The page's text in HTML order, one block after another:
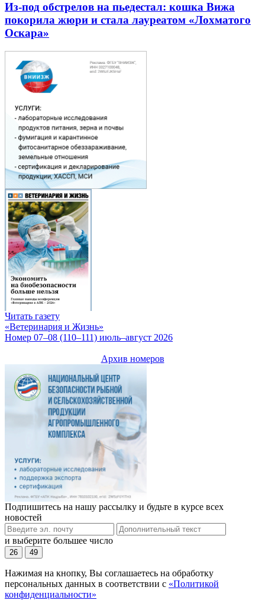
Из-под обстрелов на пьедестал: кошка Вижа
покорила жюри и стала лауреатом «Лохматого
Оскара»
Читать газету
«Ветеринария и Жизнь»
Номер 07–08 (110–111) июль–август 2026
Архив номеров
Подпишитесь на нашу рассылку и будьте в курсе всех
новостей
и выберите большее число
26 49
Нажимая на кнопку, Вы соглашаетесь на обработку
персональных данных в соответствии с «Политикой
конфиденциальности»